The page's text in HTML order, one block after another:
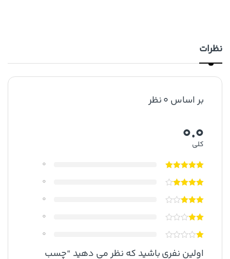
نظرات
بر اساس 0 نظر
0.0
کلی
0
0
0
0
0
اولین نفری باشید که نظر می دهید “چسب